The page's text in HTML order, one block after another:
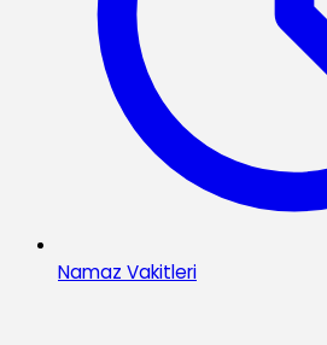
Namaz Vakitleri